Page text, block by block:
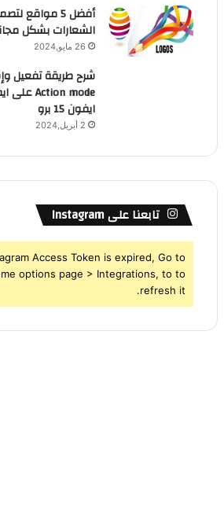
أفضل 5 مواقع
الشعارات بشكل
26 مايو,2024
شرح طريقة تفعيل
ايفون 15 برو
2 أبريل,2024
تابعنا على Instagram
Access Token is expired, Go to
options page > Integrations, to to
refresh it.